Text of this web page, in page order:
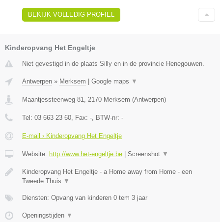
BEKIJK VOLLEDIG PROFIEL
Kinderopvang Het Engeltje
Niet gevestigd in de plaats Silly en in de provincie Henegouwen.
Antwerpen » Merksem Google maps ▼
Maantjessteenweg 81, 2170 Merksem (Antwerpen)
Tel: 03 663 23 60, Fax: -, BTW-nr: -
E-mail › Kinderopvang Het Engeltje
Website: http://www.het-engeltje.be Screenshot ▼
Kinderopvang Het Engeltje - a Home away from Home - een
Tweede Thuis ▼
Diensten: Opvang van kinderen 0 tem 3 jaar
Openingstijden ▼